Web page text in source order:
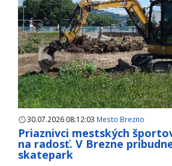
30.07.2026 08:12:03 Mesto Brezno
Priaznivci mestských
na radosť. V Brezne
skatepark